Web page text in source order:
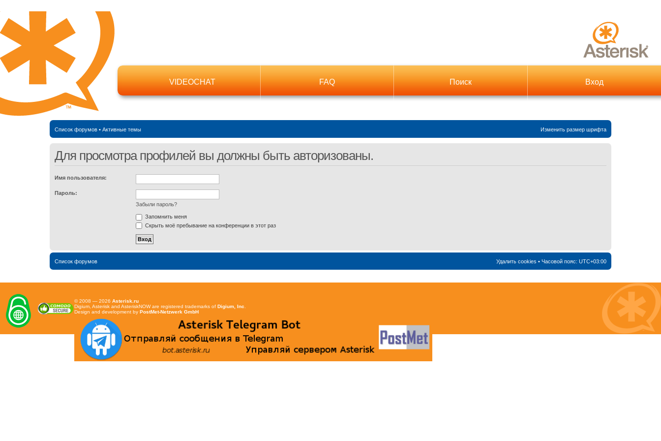
VIDEOCHAT FAQ Поиск Вход
Список форумов• Активные темы Изменить размер шрифта
Для просмотра профилей вы должны быть авторизованы.
Имя пользователя:
Пароль:
Забыли пароль?
Запомнить меня
Скрыть моё пребывание на конференции в этот раз
Список форумов Удалить cookies • Часовой пояс:UTC+03:00
© 2008 — 2026 Asterisk.ru
Digium, Asterisk and AsteriskNOW are registered trademarks of Digium, Inc.
Design and development by PostMet-Netzwerk GmbH